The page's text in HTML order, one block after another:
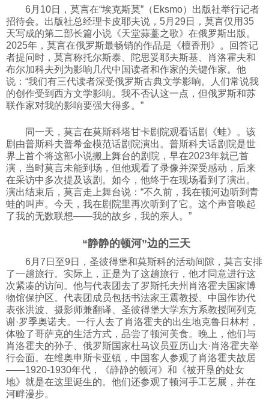
6月10日，莫言在“埃克斯莫”（Eksmo）出版社举行记者
招待会。出版社总经理卡皮耶夫说，5月29日，莫言仅用35
天写成的第二部长篇小说《天堂蒜薹之歌》在俄罗斯出版。
2025年，莫言在俄罗斯最畅销的作品是《檀香刑》。回答记
者提问时，莫言称托尔斯泰、陀思妥耶夫斯基、肖洛霍夫和
布尔加科夫列为影响几代中国读者和作家的关键作家。他
说：“我们有三代读者深受俄罗斯古典文学影响。人们常说我
的创作受到西方文学影响。我不否认这一点，但俄罗斯和苏
联作家对我的影响要强大得多。”
同一天，莫言在莫斯科塔甘卡剧院观看话剧《蛙》。该
剧由普斯科夫普希金模范话剧院演出。普斯科夫话剧院是世
界上首个将这部小说搬上舞台的剧院，早在2023年就已首
演，当时莫言未能到场，但他观看了录像并深受感动，后来
在采访中多次提及该剧。如今，他终于在现场看到了演出。
演出结束后，莫言走上舞台说：“不久前，我在顿河边听到青
蛙的叫声。今天，我在剧院里再次听到了它。这个声音唤起
了我的无数联想——我的故乡，我的亲人。”
“静静的顿河”边的三天
6月7日至9日，圣彼得堡和莫斯科的活动间隙，莫言安排
了一趟旅行。实际上，正是为了这趟旅行，他才同意进行这
次紧凑的访问。他与代表团去了罗斯托夫州肖洛霍夫国家博
物馆保护区。代表团成员包括书法家王震教授、中国作协代
表张洪波、摄影师兼翻译、圣彼得堡大学东方系教授阿列克
谢·罗季奥诺夫。一行人去了肖洛霍夫的出生地克鲁日林村，
体验了哥萨克的生活方式，品尝了顿河美食。晚上，他们与
肖洛霍夫的孙子、俄罗斯国家杜马议员亚历山大·肖洛霍夫举
行会面。在维奥申斯卡亚镇，中国客人参观了肖洛霍夫故居
——1920-1930年代，《静静的顿河》和《被开垦的处女
地》就是在这里诞生的。他们还参观了顿河手工艺展，并在
河畔漫步。